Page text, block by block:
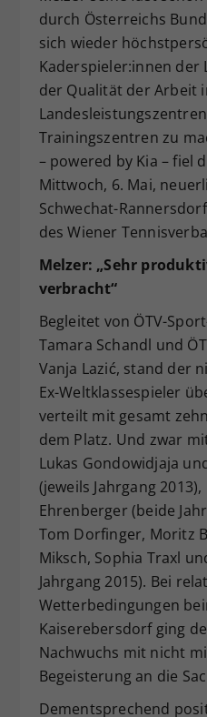
durch Österreichs
sich wieder
Kaderspieler:innen der
der Qualität der Arbeit
Trainingszentren zu
– powered by Kia – fiel
Mittwoch, 6. Mai,
Schwechat-
des Wiener
Melzer: „Sehr
verbracht“
Begleitet von ÖTV-
Tamara Schandl und
Vanja Lazić, stand der
Ex-Weltklassespieler
verteilt mit gesamt
dem Platz. Und zwar
Lukas Gondowidjaja
(jeweils Jahrgang
Ehrenberger (beide
Tom Dorfinger, Moritz
Miksch, Sophia Traxl
Jahrgang 2015). Bei
Wetterbedingungen
Kaiserebersdorf ging
Nachwuchs mit nicht
Begeisterung an die
Dementsprechend
Zweck
Dieser Wert
zufällig
historische
Webseiten-
hat.